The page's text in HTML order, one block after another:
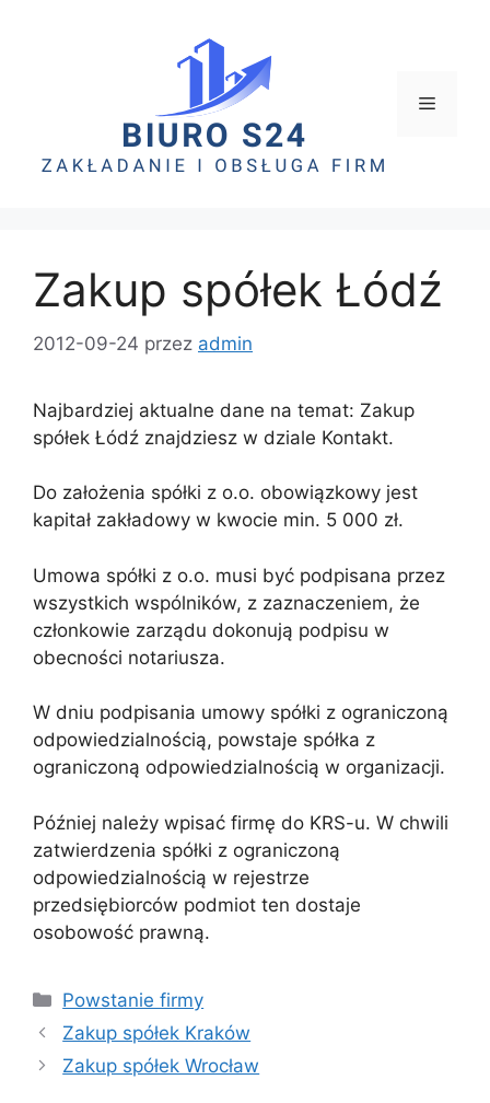
Zakup spółek Łódź
2012-09-24 przez admin
Najbardziej aktualne dane na temat: Zakup
spółek Łódź znajdziesz w dziale Kontakt.
Do założenia spółki z o.o. obowiązkowy jest
kapitał zakładowy w kwocie min. 5 000 zł.
Umowa spółki z o.o. musi być podpisana przez
wszystkich wspólników, z zaznaczeniem, że
członkowie zarządu dokonują podpisu w
obecności notariusza.
W dniu podpisania umowy spółki z ograniczoną
odpowiedzialnością, powstaje spółka z
ograniczoną odpowiedzialnością w organizacji.
Później należy wpisać firmę do KRS-u. W chwili
zatwierdzenia spółki z ograniczoną
odpowiedzialnością w rejestrze
przedsiębiorców podmiot ten dostaje
osobowość prawną.
Powstanie firmy
Zakup spółek Kraków
Zakup spółek Wrocław